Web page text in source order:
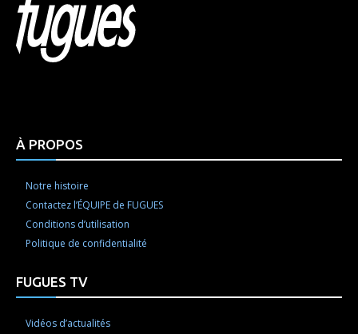
À PROPOS
Notre histoire
Contactez l’ÉQUIPE de FUGUES
Conditions d’utilisation
Politique de confidentialité
FUGUES TV
Vidéos d’actualités